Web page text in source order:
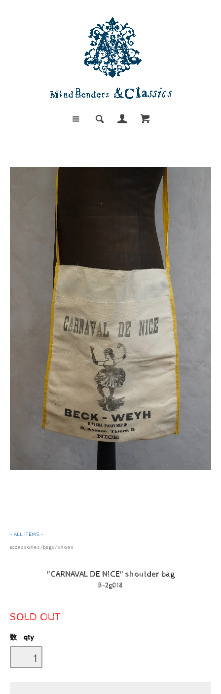
- ALL ITEMS -
accessories/bags/shoes
"CARNAVAL DE NICE" shoulder bag
B-2g018
SOLD OUT
数 qty